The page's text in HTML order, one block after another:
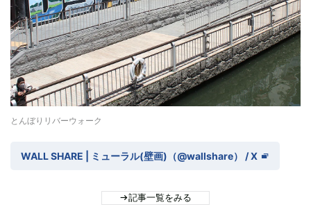
とんぼりリバーウォーク
WALL SHARE | ミューラル(壁画)（@wallshare） / X
記事一覧をみる